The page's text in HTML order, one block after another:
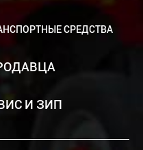
СРЕДСТВА
И ЗИП